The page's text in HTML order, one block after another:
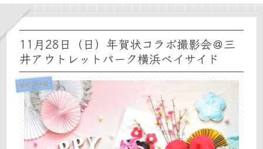
11月28日（日）年賀状コラボ撮影会＠三
井アウトレットパーク横浜ベイサイド
撮影会情報